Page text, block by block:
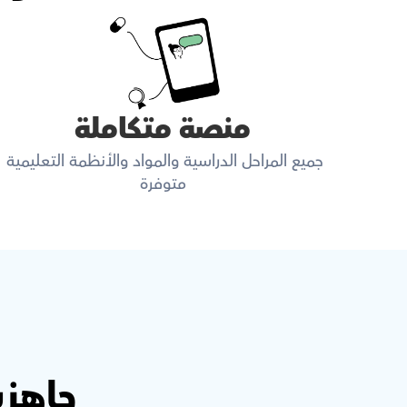
منصة متكاملة
جميع المراحل الدراسية والمواد والأنظمة التعليمية
متوفرة